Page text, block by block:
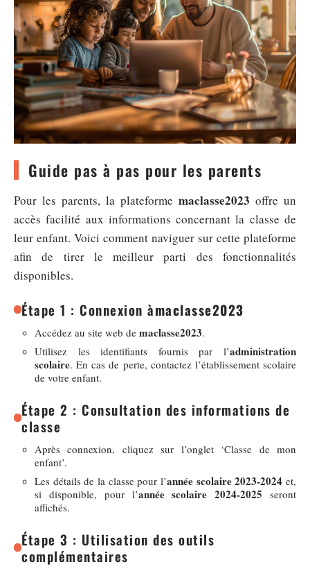
Guide pas à pas pour les parents
Pour les parents, la plateforme maclasse2023 offre un
accès facilité aux informations concernant la classe de
leur enfant. Voici comment naviguer sur cette plateforme
afin de tirer le meilleur parti des fonctionnalités
disponibles.
Étape 1 : Connexion àmaclasse2023
Accédez au site web de maclasse2023.
Utilisez les identifiants fournis par l’administration
scolaire. En cas de perte, contactez l’établissement scolaire
de votre enfant.
Étape 2 : Consultation des informations de
classe
Après connexion, cliquez sur l’onglet ‘Classe de mon
enfant’.
Les détails de la classe pour l’année scolaire 2023-2024 et,
si disponible, pour l’année scolaire 2024-2025 seront
affichés.
Étape 3 : Utilisation des outils
complémentaires